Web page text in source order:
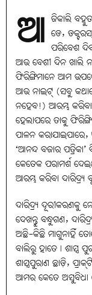
ଆ ଜିକାଲି
ଡେ,
ପରିବେଶ
ଆଉ ବେଶୀ ଦିନ ଖାଲି
ଫିରିଙ୍ଗିମାନେ ଆମ
ଆଉ ନାଇଟ୍‌ (ସବୁ
ନହେବ!) ଆରମ୍ଭ
ହେଲାପରେ ତାକୁ
ପାଳନ
‘ଆନନ୍ଦ ବଜାର
କେତେକ ପରାମର୍ଶ
ଆରମ୍ଭ କରିବା
ଦାରିଦ୍ର୍ୟ ଦୂରୀକରଣକୁ
ଦେଖନ୍ତୁ ବନ୍ଧୁଗଣ,
ଅଛି-କିଛି ମାଗୁନାହିଁ
ବାଲିରୁ ହାତେ। ଶାସ୍ତ୍ର
ଶାସ୍ତ୍ରପୁରାଣ ଛାଡ଼ି,
ଆମର କେତେ ଅସୁବିଧା